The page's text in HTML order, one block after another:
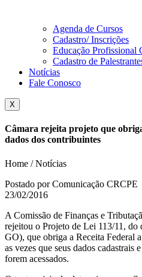
Agenda de Cursos
Cadastro/ Inscrições
Educação Profissional
Cadastro de
Notícias
Fale Conosco
X
Câmara rejeita projeto que
dados dos contribuintes
Home / Notícias
Postado por Comunicação CRCPE
23/02/2016
A Comissão de Finanças e
rejeitou o Projeto de Lei 113/11, do
GO), que obriga a Receita Federal
as vezes que seus dados cadastrais
forem acessados.